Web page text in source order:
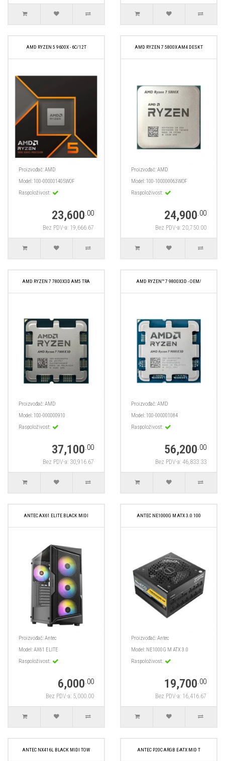
AMD RYZEN 5 9600X - 6C/12T
Proizvođač:AMD
Model:100-000001405WOF
Raspoloživost:
23,600.00
Bez PDV-a: 19,666.67
AMD RYZEN 7 5800X AM4 DESKT
Proizvođač:AMD
Model:100-100000063WOF
Raspoloživost:
24,900.00
Bez PDV-a: 20,750.00
AMD RYZEN 7 7800X3D AM5 TRA
Proizvođač:AMD
Model:100-000000910
Raspoloživost:
37,100.00
Bez PDV-a: 30,916.67
AMD RYZEN™ 7 9800X3D - OEM/
Proizvođač:AMD
Model:100-000001084
Raspoloživost:
56,200.00
Bez PDV-a: 46,833.33
ANTEC AX61 ELITE BLACK MIDI
Proizvođač:Antec
Model:AX61 ELITE
Raspoloživost:
6,000.00
Bez PDV-a: 5,000.00
ANTEC NE1000G M ATX 3.0 100
Proizvođač:Antec
Model: NE1000G M ATX 3.0
Raspoloživost:
19,700.00
Bez PDV-a: 16,416.67
ANTEC NX416L BLACK MIDI TOW ANTEC P20C ARGB E-ATX MID T